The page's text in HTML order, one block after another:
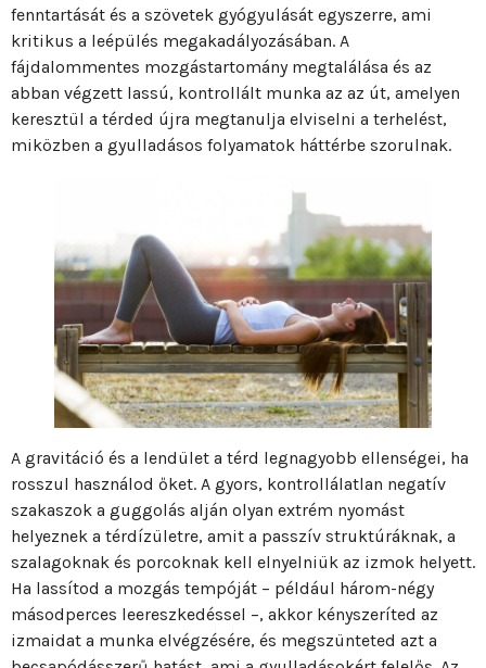
fenntartását és a szövetek gyógyulását egyszerre, ami
kritikus a leépülés megakadályozásában. A
fájdalommentes mozgástartomány megtalálása és az
abban végzett lassú, kontrollált munka az az út, amelyen
keresztül a térded újra megtanulja elviselni a terhelést,
miközben a gyulladásos folyamatok háttérbe szorulnak.
A gravitáció és a lendület a térd legnagyobb ellenségei, ha
rosszul használod őket. A gyors, kontrollálatlan negatív
szakaszok a guggolás alján olyan extrém nyomást
helyeznek a térdízületre, amit a passzív struktúráknak, a
szalagoknak és porcoknak kell elnyelniük az izmok helyett.
Ha lassítod a mozgás tempóját – például három-négy
másodperces leereszkedéssel –, akkor kényszeríted az
izmaidat a munka elvégzésére, és megszünteted azt a